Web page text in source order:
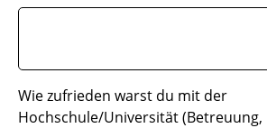
Wie zufrieden warst du mit der
Hochschule/Universität